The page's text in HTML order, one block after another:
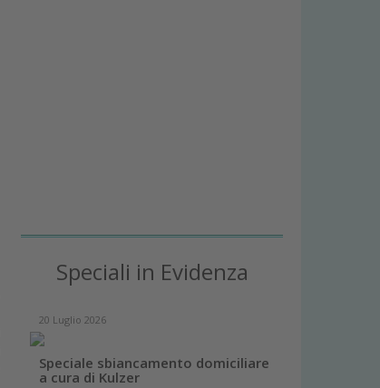
Speciali in Evidenza
20 Luglio 2026
Speciale sbiancamento domiciliare
a cura di Kulzer